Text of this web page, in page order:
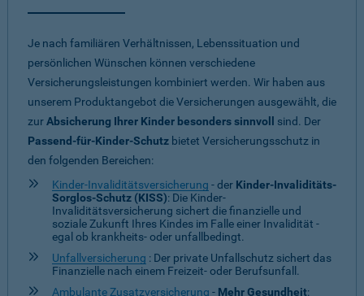
Je nach familiären Verhältnissen, Lebenssituation und
persönlichen Wünschen können verschiedene
Versicherungsleistungen kombiniert werden. Wir haben aus
unserem Produktangebot die Versicherungen ausgewählt, die
zurAbsicherung Ihrer Kinder besonders sinnvoll sind. Der
Passend-für-Kinder-Schutz bietet Versicherungsschutz in
den folgenden Bereichen:
Kinder-Invaliditätsversicherung - der Kinder-Invaliditäts-
Sorglos-Schutz (KISS): Die Kinder-
Invaliditätsversicherung sichert die finanzielle und
soziale Zukunft Ihres Kindes im Falle einer Invalidität -
egal ob krankheits- oder unfallbedingt.
Unfallversicherung : Der private Unfallschutz sichert das
Finanzielle nach einem Freizeit- oder Berufsunfall.
Ambulante Zusatzversicherung - Mehr Gesundheit: